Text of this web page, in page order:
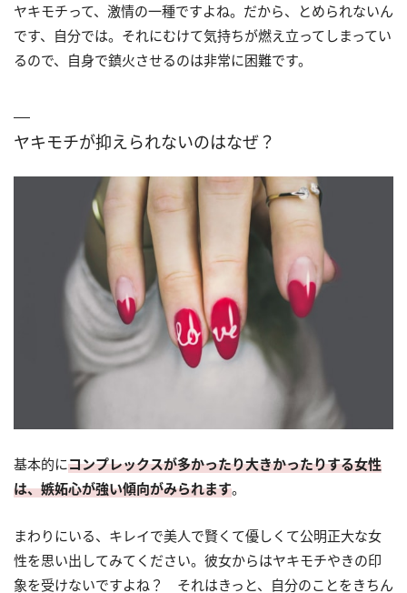
ヤキモチって、激情の一種ですよね。だから、とめられないん
です、自分では。それにむけて気持ちが燃え立ってしまってい
るので、自身で鎮火させるのは非常に困難です。
ヤキモチが抑えられないのはなぜ？
基本的にコンプレックスが多かったり大きかったりする女性
は、嫉妬心が強い傾向がみられます。
まわりにいる、キレイで美人で賢くて優しくて公明正大な女
性を思い出してみてください。彼女からはヤキモチやきの印
象を受けないですよね？ それはきっと、自分のことをきちん